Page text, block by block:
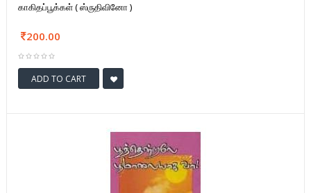
காகிதப்பூக்கள் ( ஸ்ருதிவினோ )
200.00
ADD TO CART